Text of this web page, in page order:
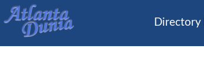
Directory